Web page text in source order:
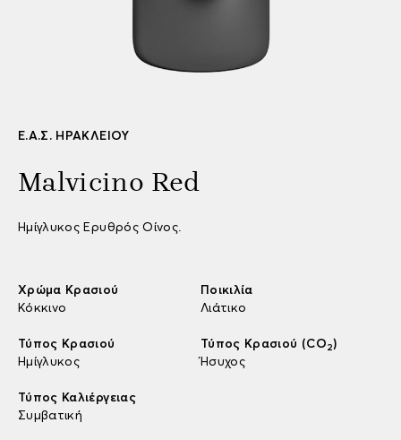
Ε.Α.Σ. ΗΡΑΚΛΕΊΟΥ
Malvicino Red
Ημίγλυκος Ερυθρός Οίνος.
Χρώμα Κρασιού
Κόκκινο
Ποικιλία
Λιάτικο
Τύπος Κρασιού
Ημίγλυκος
Τύπος Κρασιού (CO 2)
Ήσυχος
Τύπος Καλιέργειας
Συμβατική